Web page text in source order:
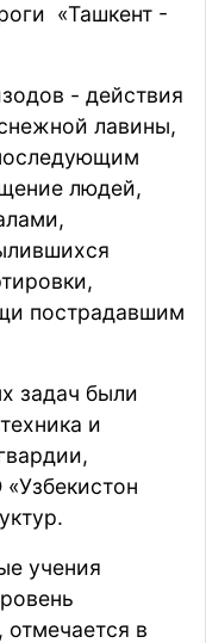
«Ташкент -
- действия
лавины,
людей,
пострадавшим
задач были
и
учения
отмечается в